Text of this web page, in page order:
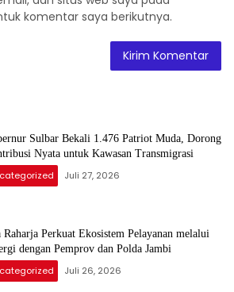
komentar saya berikutnya.
Sulbar Bekali 1.476 Patriot Muda, Dorong
Nyata untuk Kawasan Transmigrasi
Juli 27, 2026
Raharja Perkuat Ekosistem Pelayanan melalui
dengan Pemprov dan Polda Jambi
Juli 26, 2026